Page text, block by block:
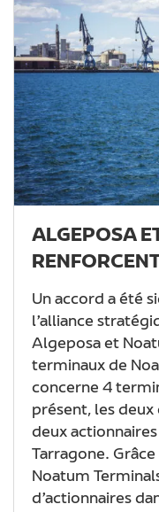
ALGEPOSA
Un accord a été
l’alliance
Algeposa et
terminaux de
concerne 4
présent, les
deux
Tarragone.
Noatum
d’actionnaires